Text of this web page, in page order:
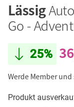
Lässig
Go -
25%
Werde Member
Produkt